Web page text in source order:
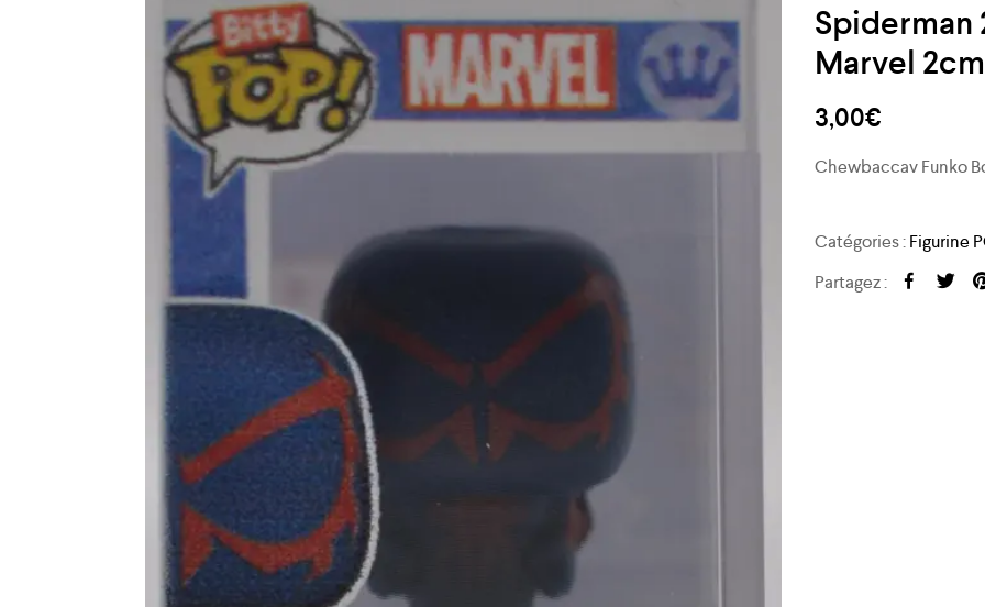
Spiderman
Marvel 2cm
3,00€
Chewbaccav Funko
Catégories :Figurine
Partagez :